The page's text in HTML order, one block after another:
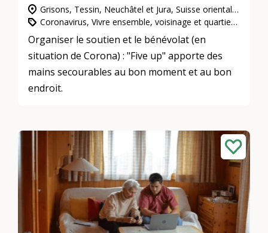
Grisons, Tessin, Neuchâtel et Jura, Suisse orientale, Vaud et Fribourg, Valais, Suisse centrale, Berne et Soleure, Zurich, Genève, Suisse du Nord-Ouest
Coronavirus, Vivre ensemble, voisinage et quartiers, L’engagement d’utilité publique
Organiser le soutien et le bénévolat (en
situation de Corona) : "Five up" apporte des
mains secourables au bon moment et au bon
endroit.